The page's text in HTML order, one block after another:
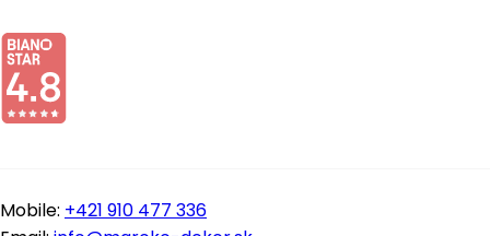
Mobile: +421 910 477 336